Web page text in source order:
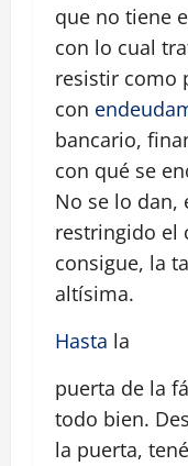
que no tiene
con lo cual
resistir como
con
bancario,
con qué se
No se lo dan,
restringido el
consigue, la
altísima.
Hasta la
puerta de la
todo bien.
la puerta,